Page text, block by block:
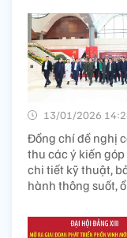
13/01/2026
Đồng chí đề nghị
thu các ý kiến
chi tiết kỹ thuật,
hành thông suốt,